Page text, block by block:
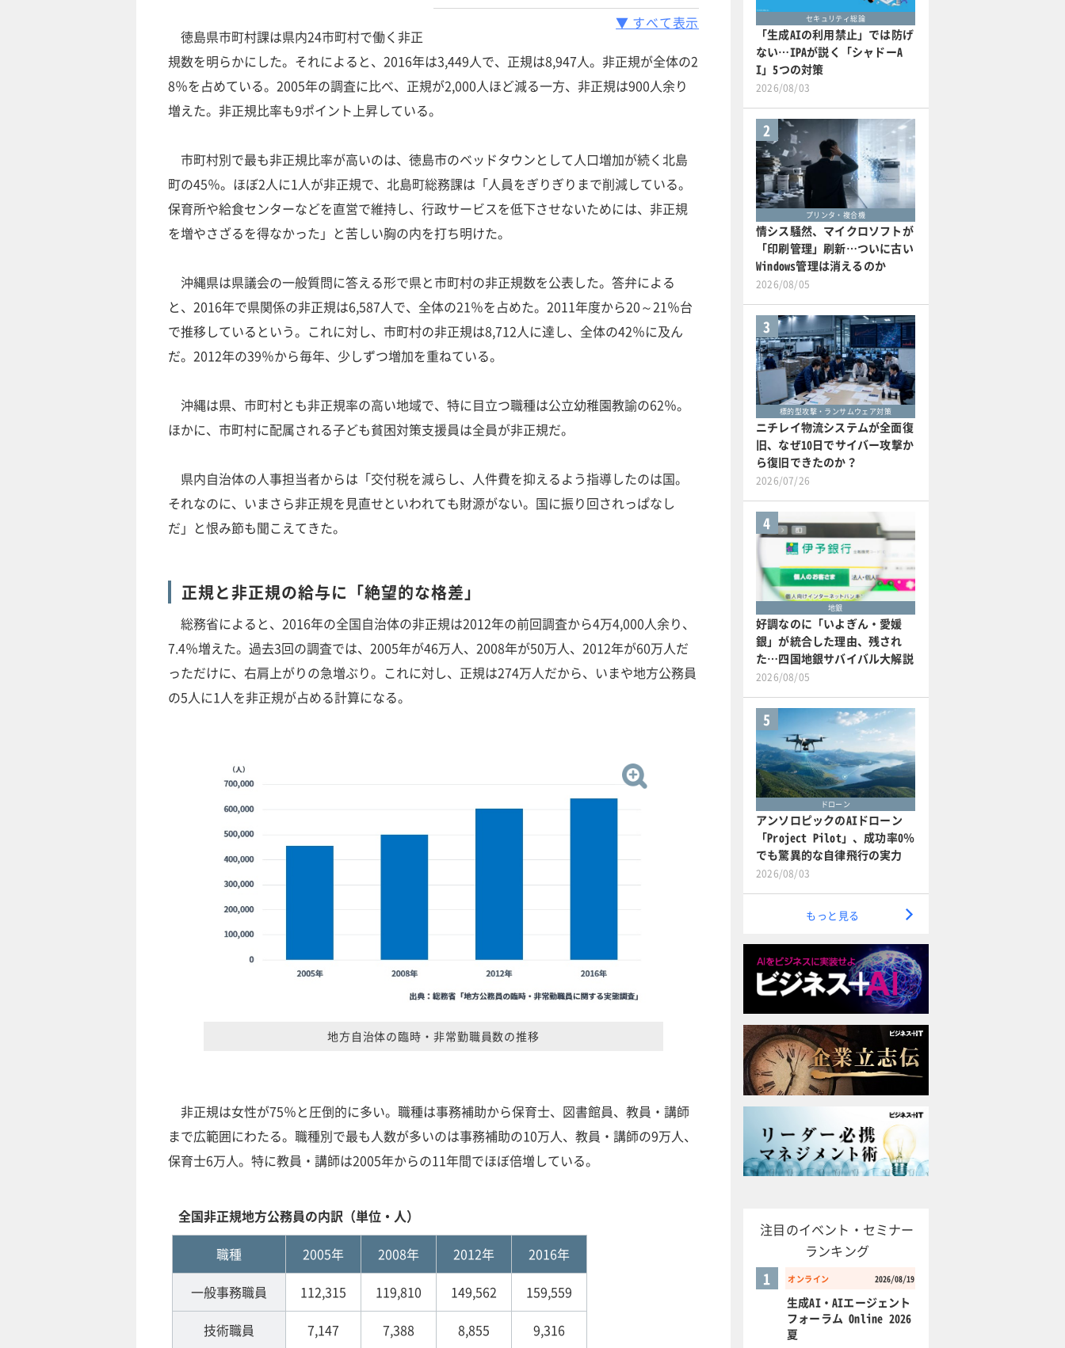
▼ すべて表示
徳島県市町村課は県内24市町村で働く非正
規数を明らかにした。それによると、2016年は3,449人で、正規は8,947人。非正規が全体の2
8％を占めている。2005年の調査に比べ、正規が2,000人ほど減る一方、非正規は900人余り
増えた。非正規比率も9ポイント上昇している。
市町村別で最も非正規比率が高いのは、徳島市のベッドタウンとして人口増加が続く北島
町の45％。ほぼ2人に1人が非正規で、北島町総務課は「人員をぎりぎりまで削減している。
保育所や給食センターなどを直営で維持し、行政サービスを低下させないためには、非正規
を増やさざるを得なかった」と苦しい胸の内を打ち明けた。
沖縄県は県議会の一般質問に答える形で県と市町村の非正規数を公表した。答弁による
と、2016年で県関係の非正規は6,587人で、全体の21％を占めた。2011年度から20～21％台
で推移しているという。これに対し、市町村の非正規は8,712人に達し、全体の42％に及ん
だ。2012年の39％から毎年、少しずつ増加を重ねている。
沖縄は県、市町村とも非正規率の高い地域で、特に目立つ職種は公立幼稚園教諭の62％。
ほかに、市町村に配属される子ども貧困対策支援員は全員が非正規だ。
県内自治体の人事担当者からは「交付税を減らし、人件費を抑えるよう指導したのは国。
それなのに、いまさら非正規を見直せといわれても財源がない。国に振り回されっぱなし
だ」と恨み節も聞こえてきた。
正規と非正規の給与に「絶望的な格差」
総務省によると、2016年の全国自治体の非正規は2012年の前回調査から4万4,000人余り、
7.4％増えた。過去3回の調査では、2005年が46万人、2008年が50万人、2012年が60万人だ
っただけに、右肩上がりの急増ぶり。これに対し、正規は274万人だから、いまや地方公務員
の5人に1人を非正規が占める計算になる。
地方自治体の臨時・非常勤職員数の推移
非正規は女性が75％と圧倒的に多い。職種は事務補助から保育士、図書館員、教員・講師
まで広範囲にわたる。職種別で最も人数が多いのは事務補助の10万人、教員・講師の9万人、
保育士6万人。特に教員・講師は2005年からの11年間でほぼ倍増している。
全国非正規地方公務員の内訳（単位・人）
職種
2005年 2008年 2012年
2016年
一般事務職員
112,315 119,810 149,562
159,559
技術職員
7,147 7,388 8,855 9,316
セキュリティ総論
「生成AIの利用禁止」では防げ
ない…IPAが説く「シャドーA
I」5つの対策
2026/08/03
2
プリンタ・複合機
情シス騒然、マイクロソフトが
「印刷管理」刷新…ついに古い
Windows管理は消えるのか
2026/08/05
3
標的型攻撃・ランサムウェア対策
ニチレイ物流システムが全面復
旧、なぜ10日でサイバー攻撃か
ら復旧できたのか？
2026/07/26
4
地銀
好調なのに「いよぎん・愛媛
銀」が統合した理由、残され
た…四国地銀サバイバル大解説
2026/08/05
5
ドローン
アンソロピックのAIドローン
「Project Pilot」、成功率0％
でも驚異的な自律飛行の実力
2026/08/03
もっと見る
注目のイベント・セミナー
ランキング
オンライン 2026/08/19
1
生成AI・AIエージェント
フォーラム Online 2026
夏